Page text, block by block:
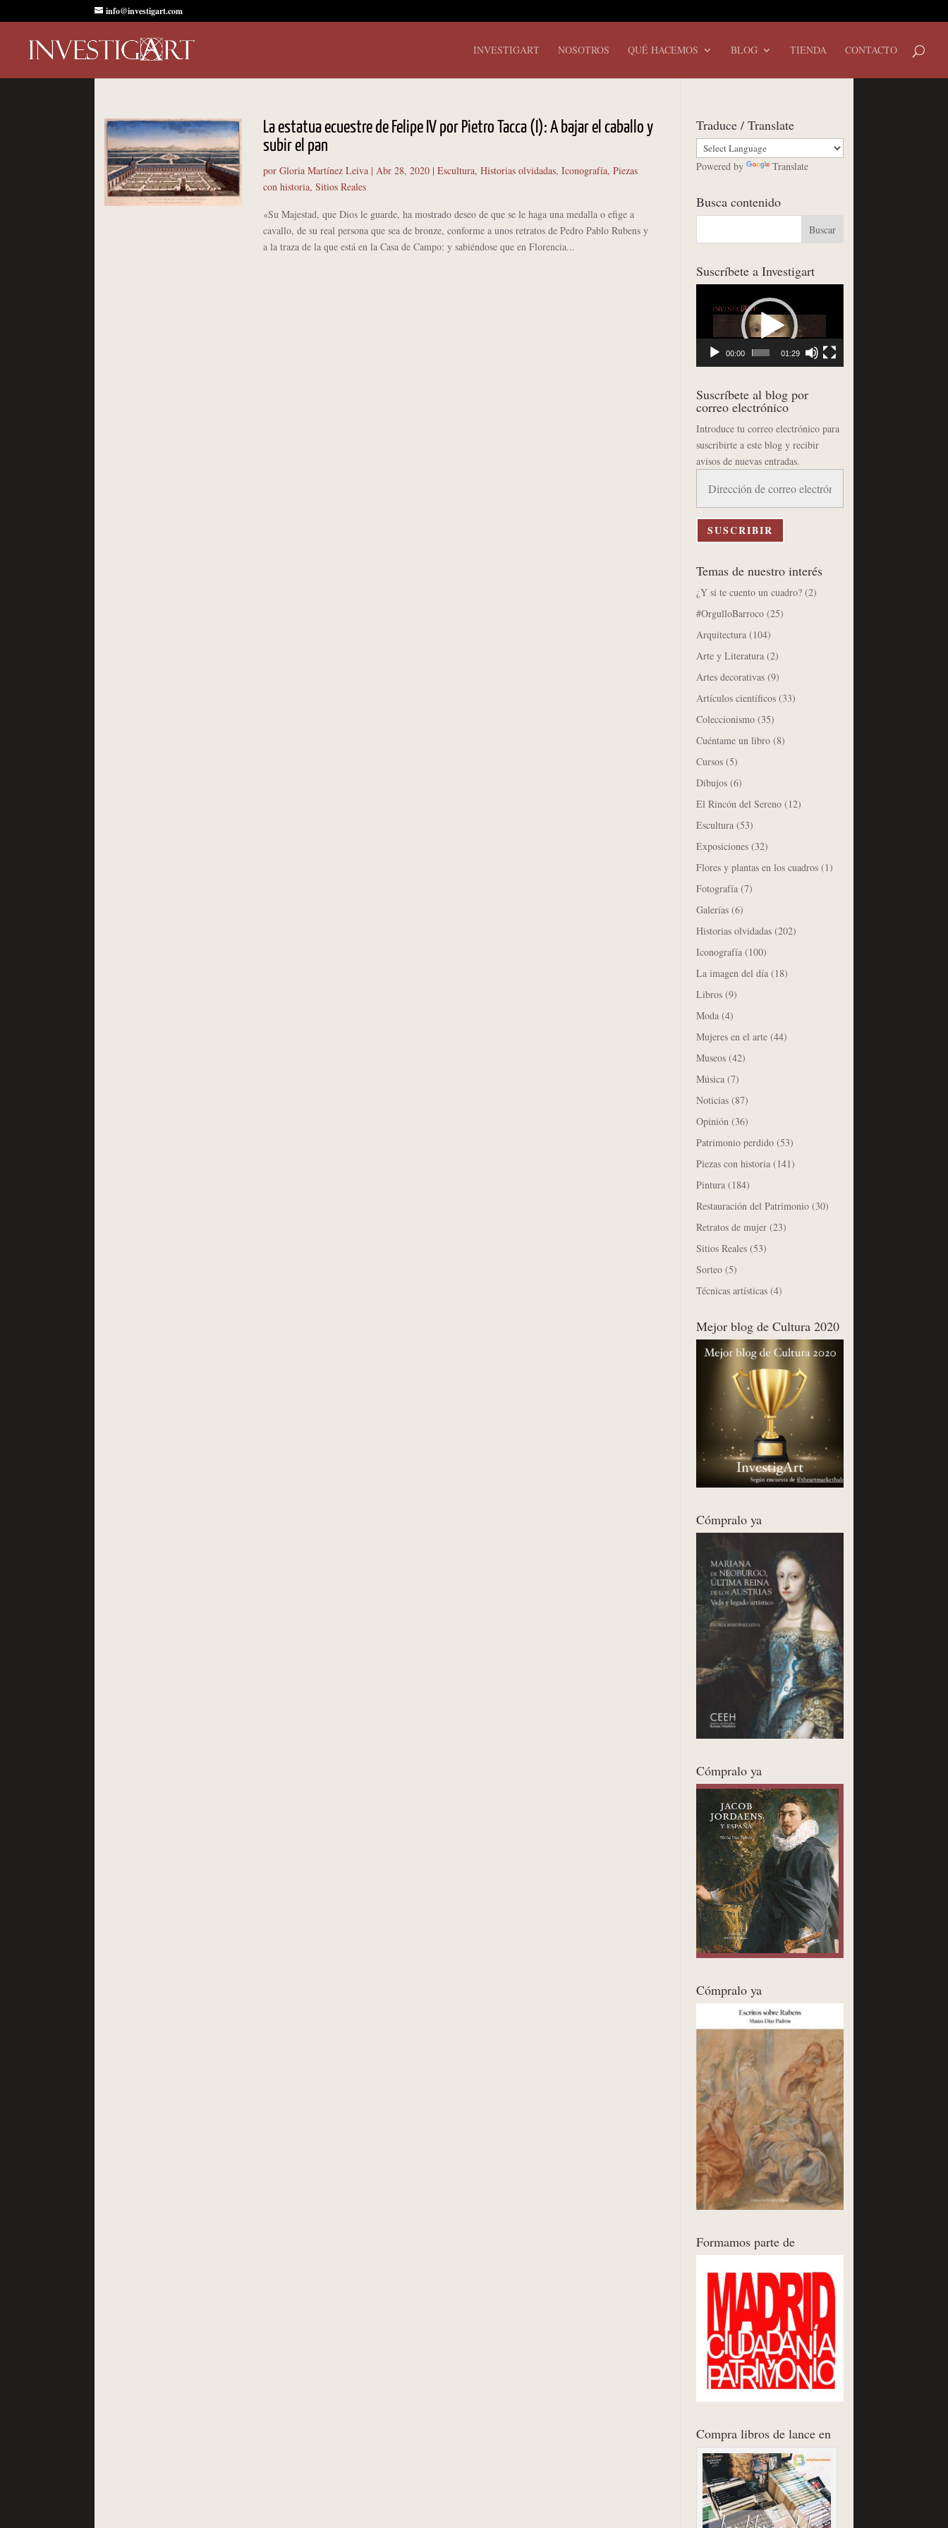
info@investigart.com
INVESTIGART NOSOTROS QUÉ HACEMOS BLOG TIENDA CONTACTO
La estatua ecuestre de Felipe IV por Pietro Tacca (I): A bajar el caballo y
subir el pan
por Gloria Martínez Leiva| Abr 28, 2020| Escultura, Historias olvidadas, Iconografía, Piezas
con historia, Sitios Reales
«Su Majestad, que Dios le guarde, ha mostrado deseo de que se le haga una medalla o efige a
cavallo, de su real persona que sea de bronze, conforme a unos retratos de Pedro Pablo Rubens y
a la traza de la que está en la Casa de Campo: y sabiéndose que en Florencia...
Traduce / Translate
Powered by Translate
Busca contenido
Suscríbete a Investigart
00:00 01:29
Suscríbete al blog por
correo electrónico
Introduce tu correo electrónico para
suscribirte a este blog y recibir
avisos de nuevas entradas.
correo
electrónico
SUSCRIBIR
Temas de nuestro interés
¿Y si te cuento un cuadro? (2)
#OrgulloBarroco (25)
Arquitectura (104)
Arte y Literatura (2)
Artes decorativas (9)
Artículos científicos (33)
Coleccionismo (35)
Cuéntame un libro (8)
Cursos (5)
Dibujos (6)
El Rincón del Sereno (12)
Escultura (53)
Exposiciones (32)
Flores y plantas en los cuadros (1)
Fotografía (7)
Galerías (6)
Historias olvidadas (202)
Iconografía (100)
La imagen del día (18)
Libros (9)
Moda (4)
Mujeres en el arte (44)
Museos (42)
Música (7)
Noticias (87)
Opinión (36)
Patrimonio perdido (53)
Piezas con historia (141)
Pintura (184)
Restauración del Patrimonio (30)
Retratos de mujer (23)
Sitios Reales (53)
Sorteo (5)
Técnicas artísticas (4)
Mejor blog de Cultura 2020
Cómpralo ya
Cómpralo ya
Cómpralo ya
Formamos parte de
Compra libros de lance en